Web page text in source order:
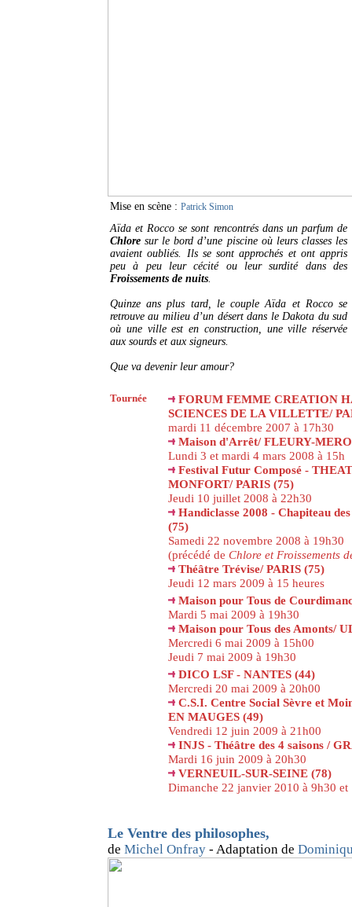
Mise en scène : Patrick Simon
Aïda et Rocco se sont rencontrés dans un parfum de
Chlore sur le bord d’une piscine où leurs classes les
avaient oubliés. Ils se sont approchés et ont appris
peu à peu leur cécité ou leur surdité dans des
Froissements de nuits.
Quinze ans plus tard, le couple Aïda et Rocco se
retrouve au milieu d’un désert dans le Dakota du sud
où une ville est en construction, une ville réservée
aux sourds et aux signeurs.
Que va devenir leur amour?
Tournée
FORUM FEMME CREATION
SCIENCES DE LA VILLETTE/
mardi 11 décembre 2007 à 17h30
Maison d'Arrêt/ FLEURY-
Lundi 3 et mardi 4 mars 2008 à 15h
Festival Futur Composé -
MONFORT/ PARIS (75)
Jeudi 10 juillet 2008 à 22h30
Handiclasse 2008 - Chapiteau
(75)
Samedi 22 novembre 2008 à 19h30
(précédé de Chlore et Froissements
Théâtre Trévise/ PARIS (75)
Jeudi 12 mars 2009 à 15 heures
Maison pour Tous de
Mardi 5 mai 2009 à 19h30
Maison pour Tous des Amonts/
Mercredi 6 mai 2009 à 15h00
Jeudi 7 mai 2009 à 19h30
DICO LSF - NANTES (44)
Mercredi 20 mai 2009 à 20h00
C.S.I. Centre Social Sèvre et
EN MAUGES (49)
Vendredi 12 juin 2009 à 21h00
INJS - Théâtre des 4 saisons /
Mardi 16 juin 2009 à 20h30
VERNEUIL-SUR-SEINE (78)
Dimanche 22 janvier 2010 à 9h30 et
Le Ventre des philosophes,
de Michel Onfray - Adaptation de